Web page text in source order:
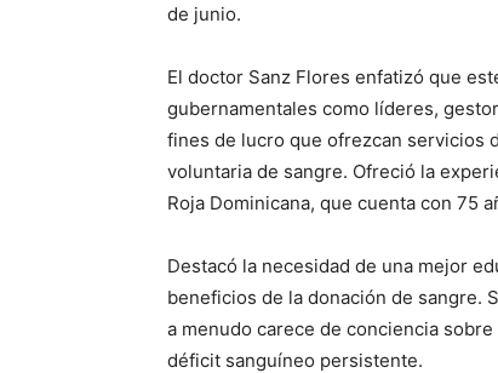
de junio.
El doctor Sanz Flores enfatizó que
gubernamentales como líderes,
fines de lucro que ofrezcan servicios
voluntaria de sangre. Ofreció la
Roja Dominicana, que cuenta con 75
Destacó la necesidad de una mejor
beneficios de la donación de sangre.
a menudo carece de conciencia
déficit sanguíneo persistente.